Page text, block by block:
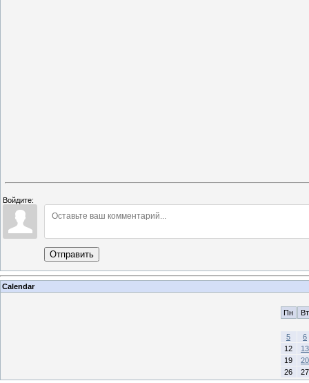
Войдите:
Отправить
Calendar
Пн Вт
5
6
12
13
19
20
26
27